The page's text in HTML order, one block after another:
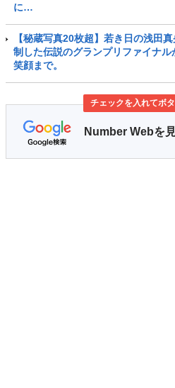
に…
【秘蔵写真20枚超】若き日の浅田
制した伝説のグランプリファイナ
笑顔まで。
チェックを入れてボ
Number Webを